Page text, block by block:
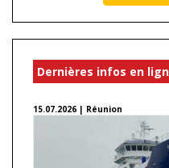
Dernières infos en
15.07.2026 | Réunion